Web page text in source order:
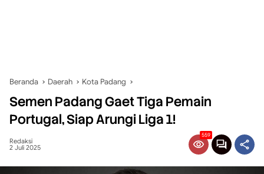
Beranda Daerah Kota Padang
Semen Padang Gaet Tiga Pemain
Portugal, Siap Arungi Liga 1!
Redaksi
2 Juli 2025
559